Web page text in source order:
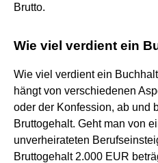
Brutto.
Wie viel verdient ein
Wie viel verdient ein
hängt von verschiedenen
oder der Konfession, ab und
Bruttogehalt. Geht man von
unverheirateten
Bruttogehalt 2.000 EUR